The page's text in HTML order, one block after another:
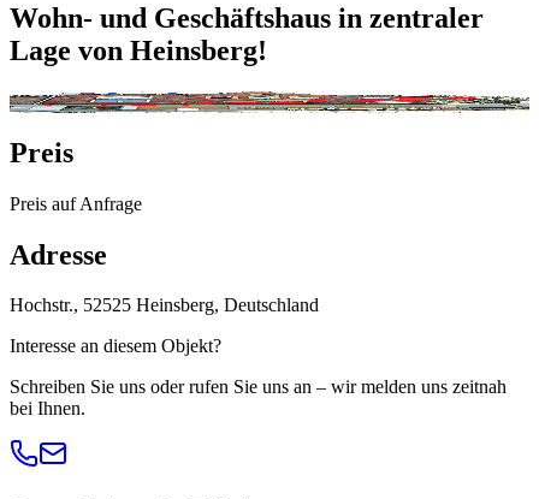
Wohn- und Geschäftshaus in zentraler
Lage von Heinsberg!
Preis
Preis auf Anfrage
Adresse
Hochstr., 52525 Heinsberg, Deutschland
Interesse an diesem Objekt?
Schreiben Sie uns oder rufen Sie uns an – wir melden uns zeitnah
bei Ihnen.